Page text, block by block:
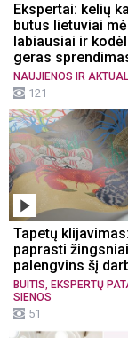
Ekspertai: kelių
butus lietuviai
labiausiai ir
geras
NAUJIENOS IR
121
Tapetų
paprasti
palengvins šį
BUITIS EKSPERTŲ
SIENOS
51